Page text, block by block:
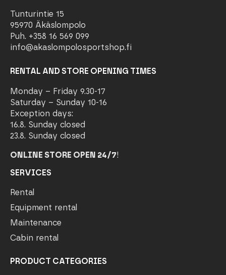
Tunturintie 15
95970 Äkäslompolo
Puh. +358 16 569 099
info@akaslompolosportshop.fi
RENTAL AND STORE OPENING TIMES
Monday – Friday 9.30-17
Saturday – Sunday 10-16
Exception days:
16.8. Sunday closed
23.8. Sunday closed
ONLINE STORE OPEN 24/7!
SERVICES
Rental
Equipment rental
Maintenance
Cabin rental
PRODUCT CATEGORIES